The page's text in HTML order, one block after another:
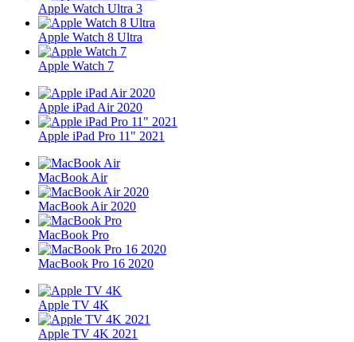
Apple Watch Ultra 3
Apple Watch 8 Ultra
Apple Watch 7
Apple iPad Air 2020
Apple iPad Pro 11" 2021
MacBook Air
MacBook Air 2020
MacBook Pro
MacBook Pro 16 2020
Apple TV 4K
Apple TV 4K 2021